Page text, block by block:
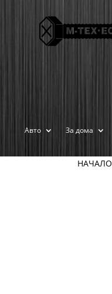
Авто За дома
НАЧАЛО